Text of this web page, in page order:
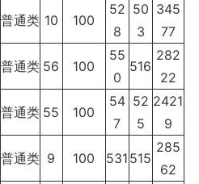
普通类 10 100
52
8
50
3
345
77
普通类 56 100
55
0
516
282
22
普通类 55 100
54
7
52
5
2421
9
普通类 9 100 531 515
285
62